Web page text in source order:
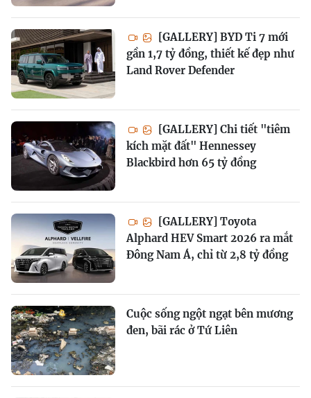
[GALLERY] BYD Ti 7 mới
gần 1,7 tỷ đồng, thiết kế đẹp như
Land Rover Defender
[GALLERY] Chi tiết "tiêm
kích mặt đất" Hennessey
Blackbird hơn 65 tỷ đồng
[GALLERY] Toyota
Alphard HEV Smart 2026 ra mắt
Đông Nam Á, chỉ từ 2,8 tỷ đồng
Cuộc sống ngột ngạt bên mương
đen, bãi rác ở Tứ Liên